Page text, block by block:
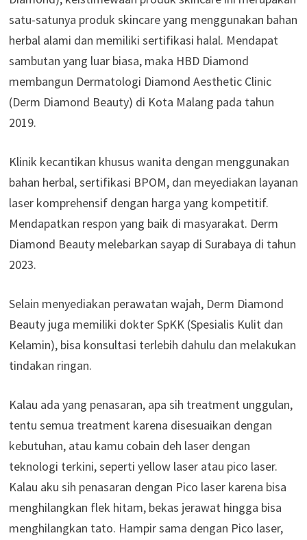
satu-satunya produk skincare yang menggunakan bahan
herbal alami dan memiliki sertifikasi halal. Mendapat
sambutan yang luar biasa, maka HBD Diamond
membangun Dermatologi Diamond Aesthetic Clinic
(Derm Diamond Beauty) di Kota Malang pada tahun
2019.
Klinik kecantikan khusus wanita dengan menggunakan
bahan herbal, sertifikasi BPOM, dan meyediakan layanan
laser komprehensif dengan harga yang kompetitif.
Mendapatkan respon yang baik di masyarakat. Derm
Diamond Beauty melebarkan sayap di Surabaya di tahun
2023.
Selain menyediakan perawatan wajah, Derm Diamond
Beauty juga memiliki dokter SpKK (Spesialis Kulit dan
Kelamin), bisa konsultasi terlebih dahulu dan melakukan
tindakan ringan.
Kalau ada yang penasaran, apa sih treatment unggulan,
tentu semua treatment karena disesuaikan dengan
kebutuhan, atau kamu cobain deh laser dengan
teknologi terkini, seperti yellow laser atau pico laser.
Kalau aku sih penasaran dengan Pico laser karena bisa
menghilangkan flek hitam, bekas jerawat hingga bisa
menghilangkan tato. Hampir sama dengan Pico laser,